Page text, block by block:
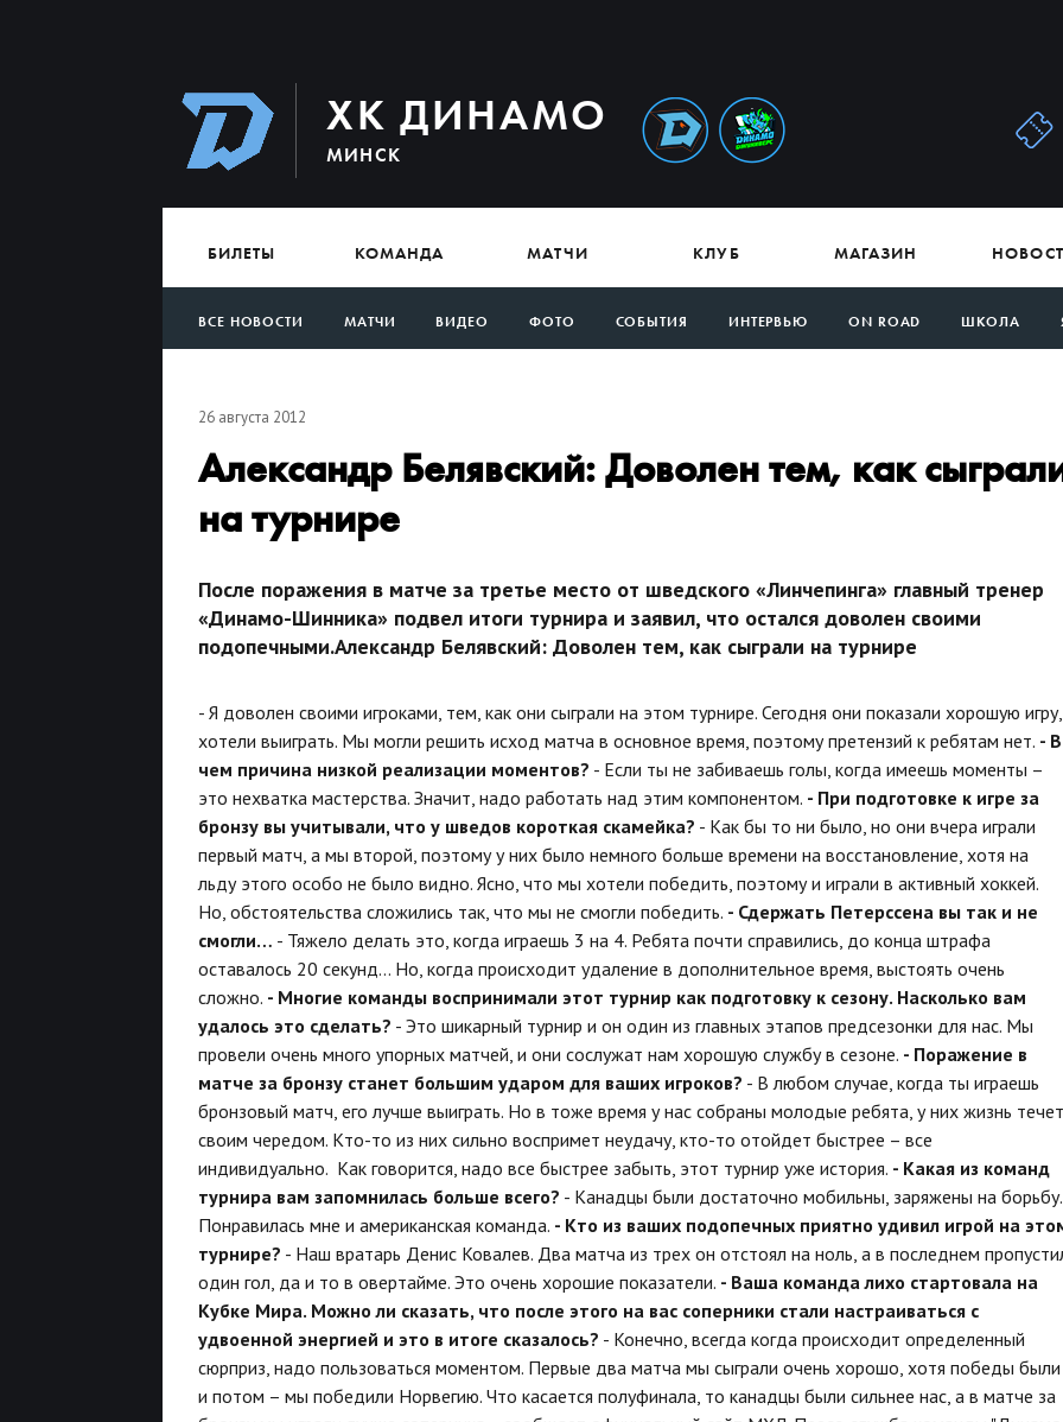
ХК ДИНАМО
МИНСК
БИЛЕТЫ КОМАНДА МАТЧИ КЛУБ МАГАЗИН
ВСЕ НОВОСТИ МАТЧИ ВИДЕО ФОТО СОБЫТИЯ ИНТЕРВЬЮ ON ROAD ШКОЛА
26 августа 2012
Александр Белявский: Доволен тем, как
на турнире
После поражения в матче за третье место от шведского «Линчепинга» главный тренер
«Динамо-Шинника» подвел итоги турнира и заявил, что остался доволен своими
подопечными.Александр Белявский: Доволен тем, как сыграли на турнире
- Я доволен своими игроками, тем, как они сыграли на этом турнире. Сегодня они показали хорошую игру,
хотели выиграть. Мы могли решить исход матча в основное время, поэтому претензий к ребятам нет. - В
чем причина низкой реализации моментов? - Если ты не забиваешь голы, когда имеешь моменты –
это нехватка мастерства. Значит, надо работать над этим компонентом. - При подготовке к игре за
бронзу вы учитывали, что у шведов короткая скамейка? - Как бы то ни было, но они вчера играли
первый матч, а мы второй, поэтому у них было немного больше времени на восстановление, хотя на
льду этого особо не было видно. Ясно, что мы хотели победить, поэтому и играли в активный хоккей.
Но, обстоятельства сложились так, что мы не смогли победить. - Сдержать Петерссена вы так и не
смогли… - Тяжело делать это, когда играешь 3 на 4. Ребята почти справились, до конца штрафа
оставалось 20 секунд… Но, когда происходит удаление в дополнительное время, выстоять очень
сложно. - Многие команды воспринимали этот турнир как подготовку к сезону. Насколько вам
удалось это сделать? - Это шикарный турнир и он один из главных этапов предсезонки для нас. Мы
провели очень много упорных матчей, и они сослужат нам хорошую службу в сезоне. - Поражение в
матче за бронзу станет большим ударом для ваших игроков? - В любом случае, когда ты играешь
бронзовый матч, его лучше выиграть. Но в тоже время у нас собраны молодые ребята, у них жизнь течет
своим чередом. Кто-то из них сильно воспримет неудачу, кто-то отойдет быстрее – все
индивидуально. Как говорится, надо все быстрее забыть, этот турнир уже история. - Какая из команд
турнира вам запомнилась больше всего? - Канадцы были достаточно мобильны, заряжены на борьбу.
Понравилась мне и американская команда. - Кто из ваших подопечных приятно удивил игрой на
турнире? - Наш вратарь Денис Ковалев. Два матча из трех он отстоял на ноль, а в последнем
один гол, да и то в овертайме. Это очень хорошие показатели. - Ваша команда лихо стартовала на
Кубке Мира. Можно ли сказать, что после этого на вас соперники стали настраиваться с
удвоенной энергией и это в итоге сказалось? - Конечно, всегда когда происходит определенный
сюрприз, надо пользоваться моментом. Первые два матча мы сыграли очень хорошо, хотя победы были
и потом – мы победили Норвегию. Что касается полуфинала, то канадцы были сильнее нас, а в матче за